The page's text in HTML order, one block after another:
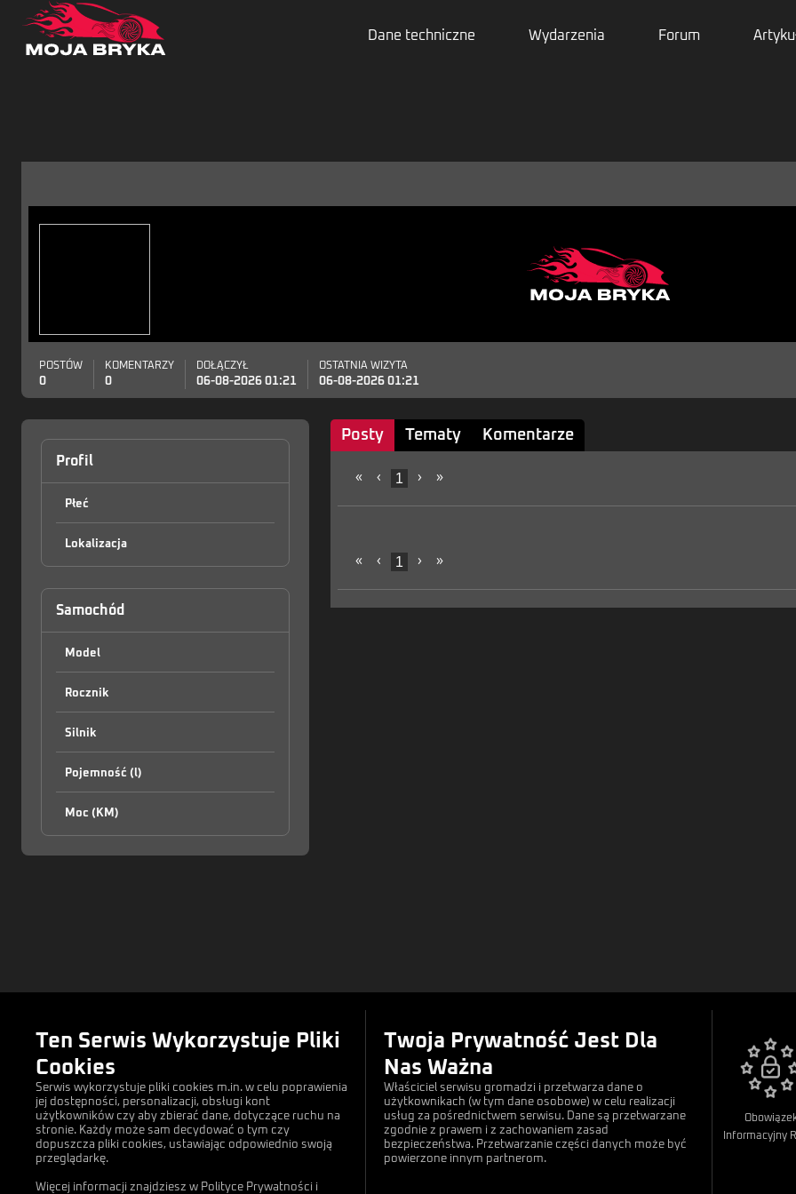
Dane techniczne Wydarzenia Forum
POSTÓW
0
KOMENTARZY
0
DOŁĄCZYŁ
06-08-2026 01:21
OSTATNIA WIZYTA
06-08-2026 01:21
Profil
Płeć
Lokalizacja
Samochód
Model
Rocznik
Silnik
Pojemność (l)
Moc (KM)
Posty Tematy Komentarze
« ‹ 1 › »
« ‹ 1 › »
Artykuły
Wyszukiwarka
Regulamin
Rodo
Ten Serwis Wykorzystuje Pliki
Cookies
Serwis wykorzystuje pliki cookies m.in. w celu poprawienia
jej dostępności, personalizacji, obsługi kont
użytkowników czy aby zbierać dane, dotyczące ruchu na
stronie. Każdy może sam decydować o tym czy
dopuszcza pliki cookies, ustawiając odpowiednio swoją
przeglądarkę.
Więcej informacji znajdziesz w Polityce Prywatności i
Twoja Prywatność Jest Dla
Nas Ważna
Właściciel serwisu gromadzi i przetwarza dane o
użytkownikach (w tym dane osobowe) w celu realizacji
usług za pośrednictwem serwisu. Dane są przetwarzane
zgodnie z prawem i z zachowaniem zasad
bezpieczeństwa. Przetwarzanie części danych może być
powierzone innym partnerom.
Informacyjny